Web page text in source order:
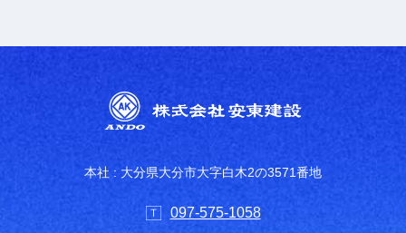
本社 : 大分県大分市大字白木2の3571番地
097-575-1058